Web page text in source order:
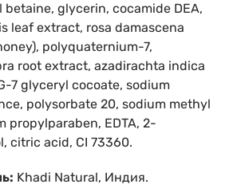
glycerin, cocamide DEA,
leaf extract, rosa damascena
polyquaternium-7,
root extract, azadirachta indica
7 glyceryl cocoate, sodium
polysorbate 20, sodium methyl
propylparaben, EDTA, 2-
citric acid, CI 73360.
Khadi Natural, Индия.